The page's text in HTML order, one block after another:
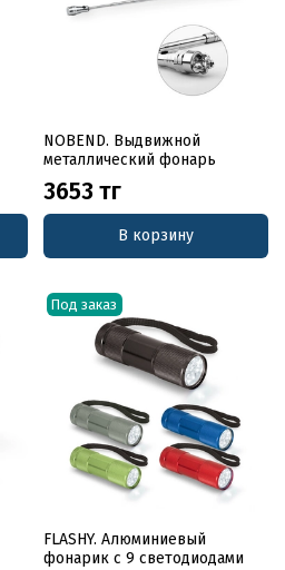
NOBEND. Выдвижной
металлический фонарь
3653 тг
В корзину
Под заказ
FLASHY. Алюминиевый
фонарик с 9 светодиодами